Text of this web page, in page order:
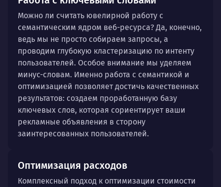
Можно ли считать ювелирной работу с
семантическим ядром веб-ресурса? Да, конечно,
ведь мы не просто собираем запросы, а
проводим глубокую кластеризацию по интенту
пользователей. Особое внимание мы уделяем
минус-словам. Именно работа с семантикой и
оптимизацией позволяет достичь качественных
результатов: создаем проработанную базу
ключевых слов, которая сориентирует ваши
рекламные объявления в сторону
заинтересованных пользователей.
Оптимизация расходов
Комплексный подход к оптимизации стоимости